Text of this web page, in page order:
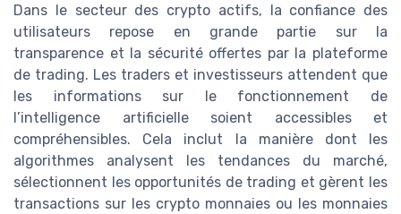
Dans le secteur des crypto actifs, la confiance des
utilisateurs repose en grande partie sur la
transparence et la sécurité offertes par la plateforme
de trading. Les traders et investisseurs attendent que
les informations sur le fonctionnement de
l’intelligence artificielle soient accessibles et
compréhensibles. Cela inclut la manière dont les
algorithmes analysent les tendances du marché,
sélectionnent les opportunités de trading et gèrent les
transactions sur les crypto monnaies ou les monnaies